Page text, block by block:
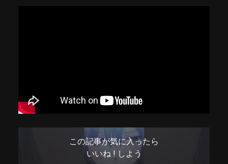
この記事が気に入ったら
いいね ! しよう